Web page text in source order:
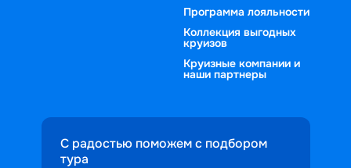
Программа лояльности
Коллекция выгодных
круизов
Круизные компании и
наши партнеры
С радостью поможем с подбором
тура